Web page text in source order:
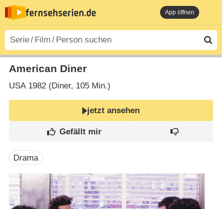
App öffnen
American Diner
USA1982 (Diner‎, 105 Min.)
jetzt ansehen
Drama